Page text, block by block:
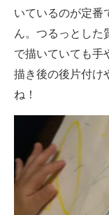
いているのが定番
ん。つるっとした
で描いていても手
描き後の後片付け
ね！